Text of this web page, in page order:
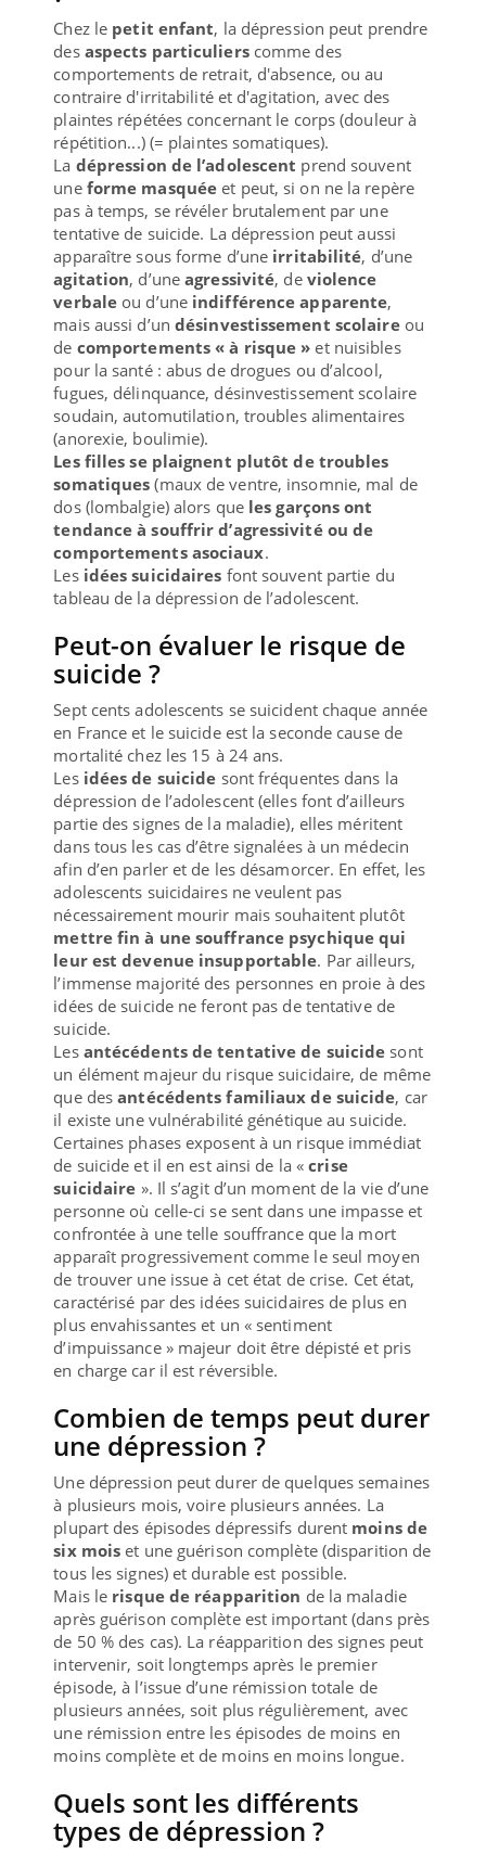
Chez le petit enfant, la dépression peut prendre
des aspects particulierscomme des
comportements de retrait, d'absence, ou au
contraire d'irritabilité et d'agitation, avec des
plaintes répétées concernant le corps (douleur à
répétition...) (= plaintes somatiques).
La dépression de l’adolescent prend souvent
une forme masquée et peut, si on ne la repère
pas à temps, se révéler brutalement par une
tentative de suicide. La dépression peut aussi
apparaître sous forme d’une irritabilité, d’une
agitation, d’uneagressivité, de violence
verbale ou d’une indifférence apparente,
mais aussi d’un désinvestissement scolaireou
de comportements « à risque » et nuisibles
pour la santé : abus de drogues ou d’alcool,
fugues, délinquance, désinvestissement scolaire
soudain, automutilation, troubles alimentaires
(anorexie, boulimie).
Les filles se plaignent plutôt de troubles
somatiques (maux de ventre, insomnie, mal de
dos (lombalgie) alors que les garçons ont
tendance à souffrir d’agressivité ou de
comportements asociaux.
Les idées suicidaires font souvent partie du
tableau de la dépression de l’adolescent.
Peut-on évaluer le risque de
suicide ?
Sept cents adolescents se suicident chaque année
en France et le suicide est la seconde cause de
mortalité chez les 15 à 24 ans.
Les idées de suicide sont fréquentes dans la
dépression de l’adolescent (elles font d’ailleurs
partie des signes de la maladie), elles méritent
dans tous les cas d’être signalées à un médecin
afin d’en parler et de les désamorcer. En effet, les
adolescents suicidaires ne veulent pas
nécessairement mourir mais souhaitent plutôt
mettre fin à une souffrance psychique qui
leur est devenue insupportable. Par ailleurs,
l’immense majorité des personnes en proie à des
idées de suicide ne feront pas de tentative de
suicide.
Les antécédents de tentative de suicide sont
un élément majeur du risque suicidaire, de même
que desantécédents familiaux de suicide, car
il existe une vulnérabilité génétique au suicide.
Certaines phases exposent à un risque immédiat
de suicide et il en est ainsi de la «crise
suicidaire ». Il s’agit d’un moment de la vie d’une
personne où celle-ci se sent dans une impasse et
confrontée à une telle souffrance que la mort
apparaît progressivement comme le seul moyen
de trouver une issue à cet état de crise. Cet état,
caractérisé par des idées suicidaires de plus en
plus envahissantes et un « sentiment
d’impuissance » majeur doit être dépisté et pris
en charge car il est réversible.
Combien de temps peut durer
une dépression ?
Une dépression peut durer de quelques semaines
à plusieurs mois, voire plusieurs années. La
plupart des épisodes dépressifs durent moins de
six mois et une guérison complète (disparition de
tous les signes) et durable est possible.
Mais le risque de réapparition de la maladie
après guérison complète est important (dans près
de 50 % des cas). La réapparition des signes peut
intervenir, soit longtemps après le premier
épisode, à l’issue d’une rémission totale de
plusieurs années, soit plus régulièrement, avec
une rémission entre les épisodes de moins en
moins complète et de moins en moins longue.
Quels sont les différents
types de dépression ?